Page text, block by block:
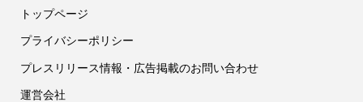
トップページ
プライバシーポリシー
プレスリリース情報・広告掲載のお問い合わせ
運営会社